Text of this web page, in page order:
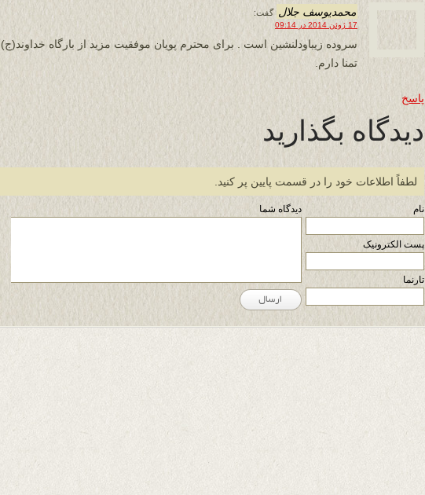
محمدیوسف جلال گفت:
17 ژوئن 2014 در 09:14
سروده زیباودلنشین است . برای محترم پویان موفقیت مزید از بارگاه خداوند(ج)
تمنا دارم.
پاسخ
دیدگاه بگذارید
لطفاً اطلاعات خود را در قسمت پایین پر کنید.
نام
پست الکترونیک
تارنما
دیدگاه شما